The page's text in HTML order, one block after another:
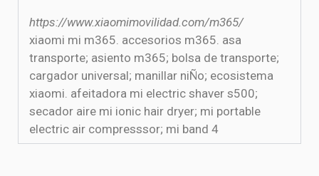
https://www.xiaomimovilidad.com/m365/
xiaomi mi m365. accesorios m365. asa
transporte; asiento m365; bolsa de transporte;
cargador universal; manillar niÑo; ecosistema
xiaomi. afeitadora mi electric shaver s500;
secador aire mi ionic hair dryer; mi portable
electric air compresssor; mi band 4